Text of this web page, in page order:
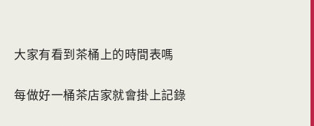
大家有看到茶桶上的時間表嗎
每做好一桶茶店家就會掛上記錄